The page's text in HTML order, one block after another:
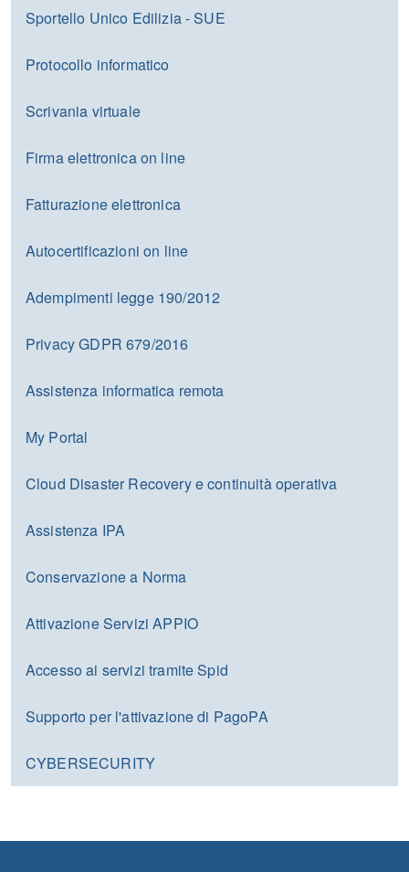
Sportello Unico Edilizia - SUE
Protocollo informatico
Scrivania virtuale
Firma elettronica on line
Fatturazione elettronica
Autocertificazioni on line
Adempimenti legge 190/2012
Privacy GDPR 679/2016
Assistenza informatica remota
My Portal
Cloud Disaster Recovery e continuità operativa
Assistenza IPA
Conservazione a Norma
Attivazione Servizi APPIO
Accesso ai servizi tramite Spid
Supporto per l'attivazione di PagoPA
CYBERSECURITY